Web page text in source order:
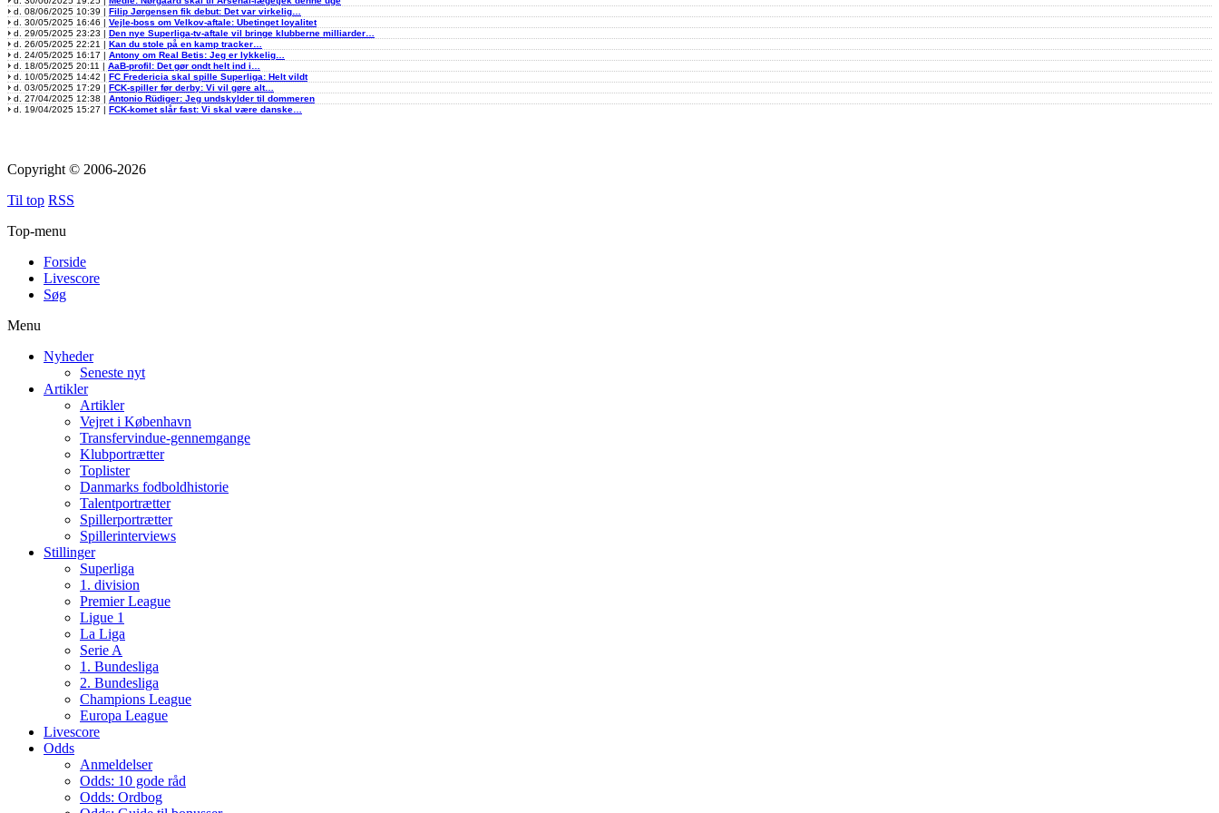
d. 08/06/2025 10:39 | Filip Jørgensen fik debut: Det var virkelig…
d. 30/05/2025 16:46 | Vejle-boss om Velkov-aftale: Ubetinget loyalitet
d. 29/05/2025 23:23 | Den nye Superliga-tv-aftale vil bringe klubberne milliarder…
d. 26/05/2025 22:21 | Kan du stole på en kamp tracker…
d. 24/05/2025 16:17 | Antony om Real Betis: Jeg er lykkelig…
d. 18/05/2025 20:11 | AaB-profil: Det gør ondt helt ind i…
d. 10/05/2025 14:42 | FC Fredericia skal spille Superliga: Helt vildt
d. 03/05/2025 17:29 | FCK-spiller før derby: Vi vil gøre alt…
d. 27/04/2025 12:38 | Antonio Rüdiger: Jeg undskylder til dommeren
d. 19/04/2025 15:27 | FCK-komet slår fast: Vi skal være danske…
Copyright © 2006-2026
Til top RSS
Top-menu
Forside
Livescore
Søg
Menu
Nyheder
Seneste nyt
Artikler
Artikler
Vejret i København
Transfervindue-gennemgange
Klubportrætter
Toplister
Danmarks fodboldhistorie
Talentportrætter
Spillerportrætter
Spillerinterviews
Stillinger
Superliga
1. division
Premier League
Ligue 1
La Liga
Serie A
1. Bundesliga
2. Bundesliga
Champions League
Europa League
Livescore
Odds
Anmeldelser
Odds: 10 gode råd
Odds: Ordbog